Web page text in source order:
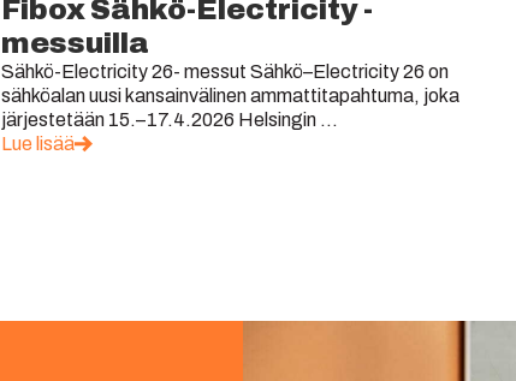
Fibox Sähkö-Electricity -
messuilla
Sähkö-Electricity 26- messut Sähkö–Electricity 26 on
sähköalan uusi kansainvälinen ammattitapahtuma, joka
järjestetään 15.–17.4.2026 Helsingin ...
Lue lisää